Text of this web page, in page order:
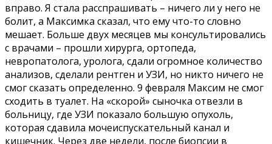
вправо. Я стала расспрашивать – ничего ли у него не
болит, а Максимка сказал, что ему что-то словно
мешает. Больше двух месяцев мы консультировались
с врачами – прошли хирурга, ортопеда,
невропатолога, уролога, сдали огромное количество
анализов, сделали рентген и УЗИ, но никто ничего не
смог сказать определенно. 9 февраля Максим не смог
сходить в туалет. На «скорой» сыночка отвезли в
больницу, где УЗИ показало большую опухоль,
которая сдавила мочеиспускательный канал и
кишечник. Через две недели, после биопсии в